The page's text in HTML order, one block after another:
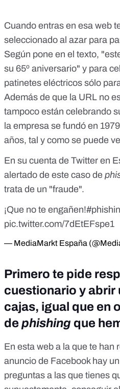
Cuando entras en esa web
seleccionado al azar para
Según pone en el texto,
su 65º aniversario" y para
patinetes eléctricos sólo
Además de que la URL no
tampoco están celebrando
la empresa se fundó en
años, tal y como se puede
En su cuenta de Twitter en
alertado de este caso de
trata de un "fraude".
¡Que no te engañen!
pic.twitter.com/7dEtEFspe1
— MediaMarkt España
Primero te pide
cuestionario y abrir
cajas, igual que en
de phishing que
En esta web a la que te han
anuncio de Facebook hay
preguntas a las que tienes